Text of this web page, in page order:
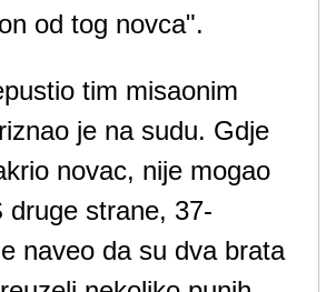
od tog novca".
tim misaonim
je na sudu. Gdje
novac, nije mogao
druge strane, 37-
naveo da su dva brata